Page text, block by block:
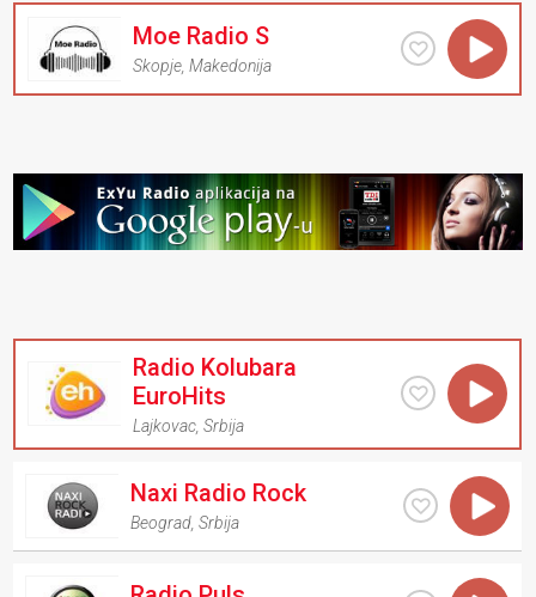
Moe Radio S
Skopje ,Makedonija
Radio Kolubara
EuroHits
Lajkovac ,Srbija
Naxi Radio Rock
Beograd ,Srbija